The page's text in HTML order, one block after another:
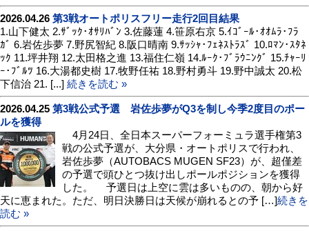
2026.04.26 第3戦オートポリスフリー走行2回目結果
1.山下健太 2.ｻﾞｯｸ･ｵｻﾘﾊﾞﾝ 3.佐藤蓮 4.笹原右京 5.ｲｺﾞｰﾙ･ｵｵﾑﾗ･ﾌﾗ
ｶﾞ 6.岩佐歩夢 7.野尻智紀 8.阪口晴南 9.ｻｯｼｬ･ﾌｪﾈｽﾄﾗｽﾞ 10.ﾛﾏﾝ･ｽﾀﾈ
ｯｸ 11.坪井翔 12.太田格之進 13.福住仁嶺 14.ﾙｰｸ･ﾌﾞﾗｳﾆﾝｸﾞ 15.ﾁｬｰﾘ
ｰ･ﾌﾞﾙﾂ 16.大湯都史樹 17.牧野任祐 18.野村勇斗 19.野中誠太 20.松
下信治 21. [...] 続きを読む »
2026.04.25 第3戦公式予選 岩佐歩夢がQ3を制し今季2度目のポー
ルを獲得
4月24日、全日本スーパーフォーミュラ選手権第3
戦の公式予選が、大分県・オートポリスで行われ、
岩佐歩夢（AUTOBACS MUGEN SF23）が、超僅差
の予選で頭ひとつ抜け出しポールポジションを獲得
した。 予選日は上空に雲は多いものの、朝から好
天に恵まれた。ただ、明日決勝日は天候が崩れるとの予 […]続きを
読む »